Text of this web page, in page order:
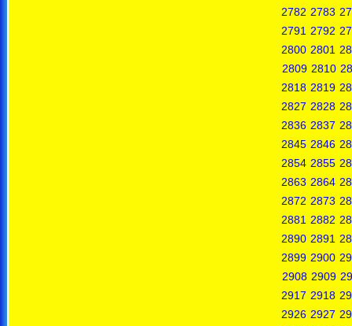
2782 2783
2791 2792
2800 2801
2809 2810
2818 2819
2827 2828
2836 2837
2845 2846
2854 2855
2863 2864
2872 2873
2881 2882
2890 2891
2899 2900
2908 2909
2917 2918
2926 2927